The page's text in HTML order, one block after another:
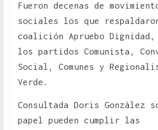
Fueron decenas de
sociales los que
coalición Apruebo Dignidad,
los partidos Comunista,
Social, Comunes y
Verde.
Consultada Doris González
papel pueden cumplir las